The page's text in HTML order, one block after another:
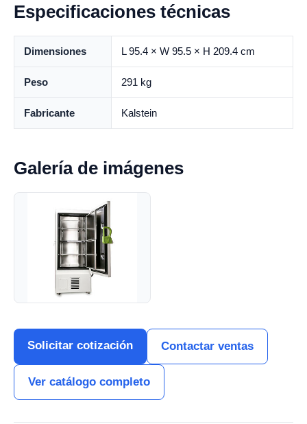
Especificaciones técnicas
Dimensiones L 95.4 × W 95.5 × H 209.4 cm
Peso 291 kg
Fabricante Kalstein
Galería de imágenes
Solicitar cotización Contactar ventas
Ver catálogo completo